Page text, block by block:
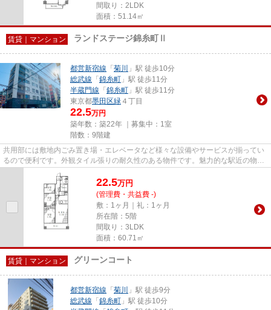
間取り：2LDK
面積：51.14㎡
賃貸｜マンション ランドステージ錦糸町Ⅱ
都営新宿線 「 菊川
」駅 徒歩10分
総武線 「 錦糸町 」駅 徒歩11分
半蔵門線 「 錦糸町 」駅 徒歩11分
東京都墨田区緑 ４丁目
22.5万円
築年数：築22年 ｜募集中： 1室
階数：9階建
共用部には敷地内ごみ置き場・エレベータなど様々な設備やサービスが揃ってい
るので便利です。外観タイル張りの耐久性のある物件です。魅力的な駅近の物件
で、駅まで徒歩10分です。こ...
22.5万円
(管理費・共益費 -)
敷：1ヶ月｜礼：1ヶ月
所在階：5階
間取り：3LDK
面積：60.71㎡
賃貸｜マンション グリーンコート
都営新宿線 「 菊川
」駅 徒歩9分
総武線 「 錦糸町 」駅 徒歩10分